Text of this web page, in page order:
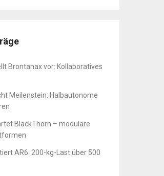
Brontanax vor: Kollaboratives
Meilenstein: Halbautonome
BlackThorn – modulare
AR6: 200-kg-Last über 500